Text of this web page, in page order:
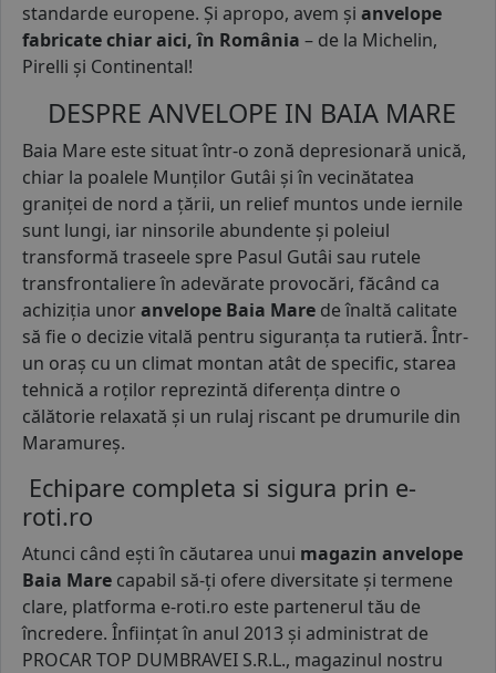
standarde europene. Și apropo, avem și anvelope
fabricate chiar aici, în România – de la Michelin,
Pirelli și Continental!
DESPRE ANVELOPE IN BAIA MARE
Baia Mare este situat într-o zonă depresionară unică,
chiar la poalele Munților Gutâi și în vecinătatea
graniței de nord a țării, un relief muntos unde iernile
sunt lungi, iar ninsorile abundente și poleiul
transformă traseele spre Pasul Gutâi sau rutele
transfrontaliere în adevărate provocări, făcând ca
achiziția unoranvelope Baia Mare de înaltă calitate
să fie o decizie vitală pentru siguranța ta rutieră. Într-
un oraș cu un climat montan atât de specific, starea
tehnică a roților reprezintă diferența dintre o
călătorie relaxată și un rulaj riscant pe drumurile din
Maramureș.
Echipare completa si sigura prin e-
roti.ro
Atunci când ești în căutarea unui magazin anvelope
Baia Mare capabil să-ți ofere diversitate și termene
clare, platforma e-roti.ro este partenerul tău de
încredere. Înființat în anul 2013 și administrat de
PROCAR TOP DUMBRAVEI S.R.L., magazinul nostru